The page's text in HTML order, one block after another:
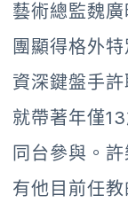
藝術總監魏
團顯得格外
資深鍵盤手
就帶著年僅
同台參與。
有他目前任